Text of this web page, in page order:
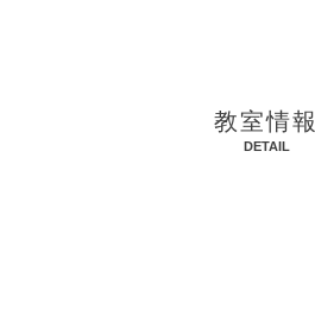
教室情報
DETAIL